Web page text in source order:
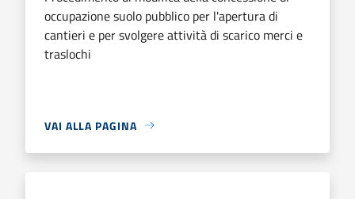
occupazione suolo pubblico per l'apertura di
cantieri e per svolgere attività di scarico merci e
traslochi
VAI ALLA PAGINA